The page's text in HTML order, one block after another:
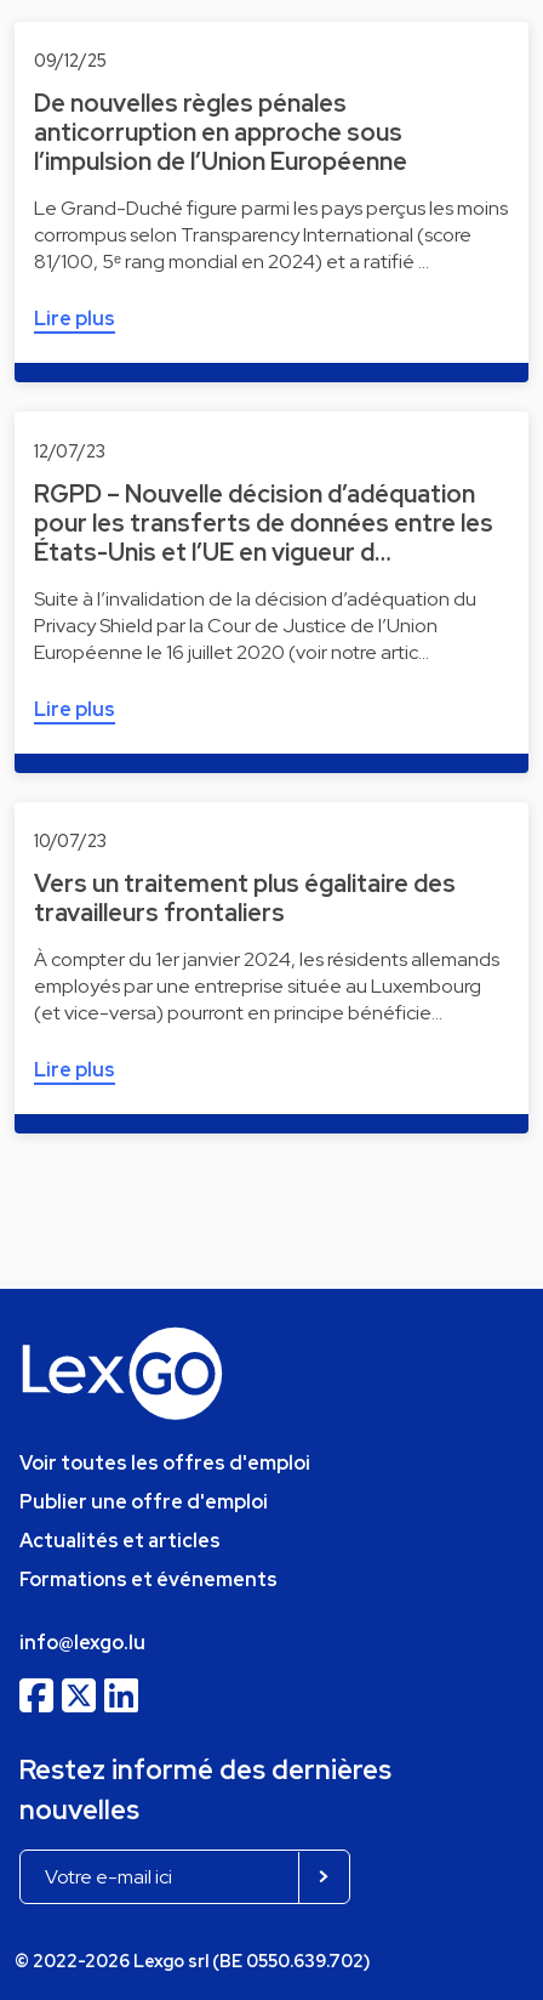
09/12/25
De nouvelles règles pénales
anticorruption en approche sous
l’impulsion de l’Union Européenne
Le Grand-Duché figure parmi les pays perçus les moins
corrompus selon Transparency International (score
81/100, 5ᵉ rang mondial en 2024) et a ratifié …
Lire plus
12/07/23
RGPD – Nouvelle décision d’adéquation
pour les transferts de données entre les
États-Unis et l’UE en vigueur d…
Suite à l’invalidation de la décision d’adéquation du
Privacy Shield par la Cour de Justice de l’Union
Européenne le 16 juillet 2020 (voir notre artic…
Lire plus
10/07/23
Vers un traitement plus égalitaire des
travailleurs frontaliers
À compter du 1er janvier 2024, les résidents allemands
employés par une entreprise située au Luxembourg
(et vice-versa) pourront en principe bénéficie…
Lire plus
Voir toutes les offres d'emploi
Publier une offre d'emploi
Actualités et articles
Formations et événements
info@lexgo.lu
Restez informé des dernières
nouvelles
© 2022-2026 Lexgo srl (BE 0550.639.702)